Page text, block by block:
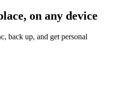
on any device
back up, and get personal